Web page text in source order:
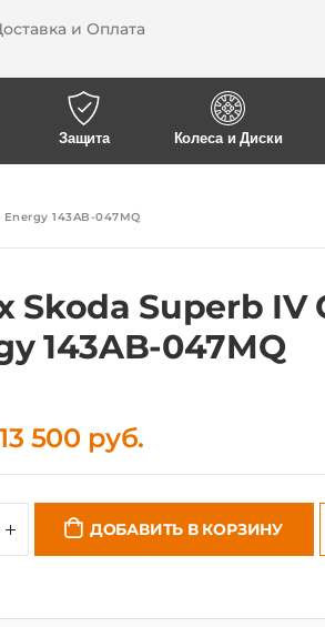
и Оплата
Защита Колеса и Диски
143AB-047MQ
Skoda Superb IV
143AB-047MQ
500 руб.
ДОБАВИТЬ В КОРЗИНУ